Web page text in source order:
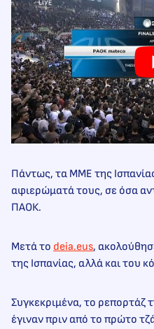
Πάντως, τα ΜΜΕ της
αφιερώματά τους, σε όσα
ΠΑΟΚ.
Μετά το deia.eus,
της Ισπανίας, αλλά και του
Συγκεκριμένα, το ρεπορτάζ
έγιναν πριν από το πρώτο